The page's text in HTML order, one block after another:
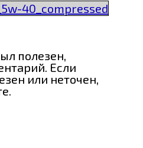
40_compressed
полезен,
Если
или неточен,